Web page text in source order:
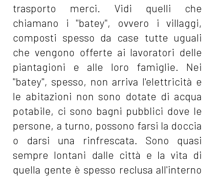
trasporto merci. Vidi quelli che
chiamano i "batey", ovvero i villaggi,
composti spesso da case tutte uguali
che vengono offerte ai lavoratori delle
piantagioni e alle loro famiglie. Nei
"batey", spesso, non arriva l'elettricità e
le abitazioni non sono dotate di acqua
potabile, ci sono bagni pubblici dove le
persone, a turno, possono farsi la doccia
o darsi una rinfrescata. Sono quasi
sempre lontani dalle città e la vita di
quella gente è spesso reclusa all'interno